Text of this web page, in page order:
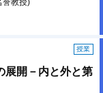
授業
展開－内と外と第